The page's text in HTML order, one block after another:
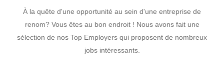
À la quête d'une opportunité au sein d'une entreprise de
renom? Vous êtes au bon endroit ! Nous avons fait une
sélection de nos Top Employers qui proposent de nombreux
jobs intéressants.